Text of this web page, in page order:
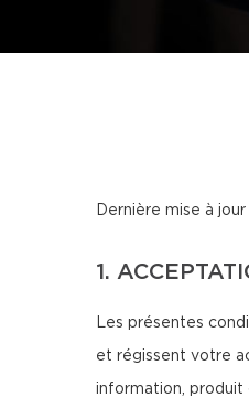
Dernière mise à
1.
Les présentes
et régissent votre
information, produit